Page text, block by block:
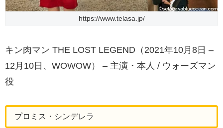
https://www.telasa.jp/
キン肉マン THE LOST LEGEND（2021年10月8日 –
12月10日、WOWOW） – 主演・本人 / ウォーズマン
役
プロミス・シンデレラ